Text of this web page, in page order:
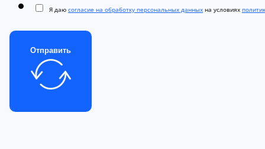
Я даю согласие на обработку персональных данных на условиях
Отправить